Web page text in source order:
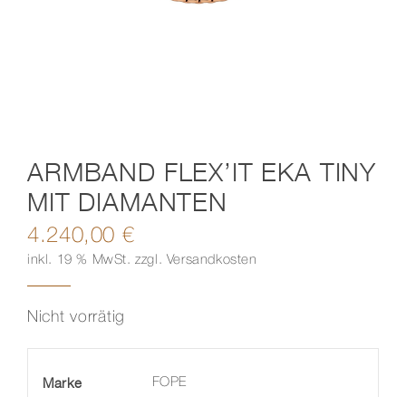
ARMBAND FLEX’IT EKA TINY
MIT DIAMANTEN
4.240,00 €
inkl. 19 % MwSt. zzgl. Versandkosten
Nicht vorrätig
Marke FOPE